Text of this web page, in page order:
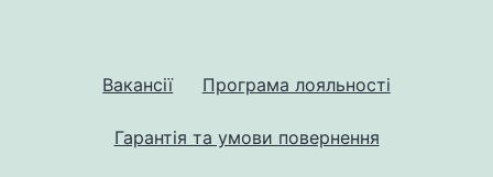
Вакансії Програма лояльності
Гарантія та умови повернення